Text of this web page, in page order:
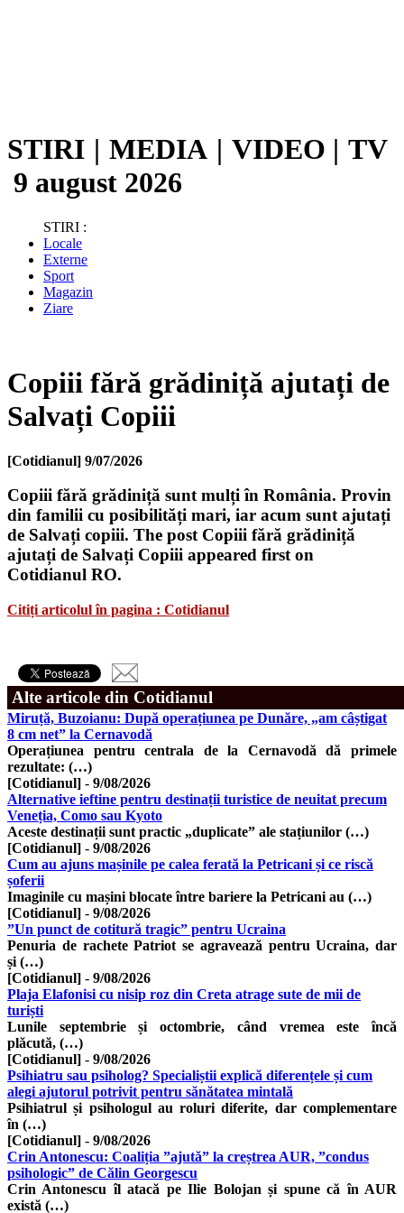
STIRI | MEDIA | VIDEO | TV
9 august 2026
STIRI :
Locale
Externe
Sport
Magazin
Ziare
Copiii fără grădiniță ajutați de
Salvați Copiii
[Cotidianul] 9/07/2026
Copiii fără grădiniță sunt mulți în România. Provin
din familii cu posibilități mari, iar acum sunt ajutați
de Salvați copiii. The post Copiii fără grădiniță
ajutați de Salvați Copiii appeared first on
Cotidianul RO.
Citiți articolul în pagina : Cotidianul
Alte articole din Cotidianul
Miruță, Buzoianu: După operațiunea pe Dunăre, „am câștigat
8 cm net” la Cernavodă
Operațiunea pentru centrala de la Cernavodă dă primele
rezultate: (…)
[Cotidianul] - 9/08/2026
Alternative ieftine pentru destinații turistice de neuitat precum
Veneția, Como sau Kyoto
Aceste destinații sunt practic „duplicate” ale stațiunilor (…)
[Cotidianul] - 9/08/2026
Cum au ajuns mașinile pe calea ferată la Petricani și ce riscă
șoferii
Imaginile cu mașini blocate între bariere la Petricani au (…)
[Cotidianul] - 9/08/2026
”Un punct de cotitură tragic” pentru Ucraina
Penuria de rachete Patriot se agravează pentru Ucraina, dar
și (…)
[Cotidianul] - 9/08/2026
Plaja Elafonisi cu nisip roz din Creta atrage sute de mii de
turiști
Lunile septembrie și octombrie, când vremea este încă
plăcută, (…)
[Cotidianul] - 9/08/2026
Psihiatru sau psiholog? Specialiștii explică diferențele și cum
alegi ajutorul potrivit pentru sănătatea mintală
Psihiatrul și psihologul au roluri diferite, dar complementare
în (…)
[Cotidianul] - 9/08/2026
Crin Antonescu: Coaliția ”ajută” la creștrea AUR, ”condus
psihologic” de Călin Georgescu
Crin Antonescu îl atacă pe Ilie Bolojan și spune că în AUR
există (…)